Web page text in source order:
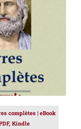
PANIER
complètes | eBook
Kindle